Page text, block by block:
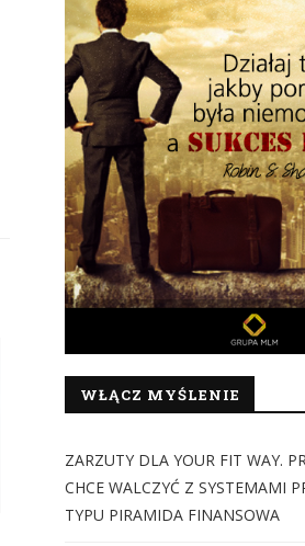
WŁĄCZ MYŚLENIE
ZARZUTY DLA YOUR FIT WAY.
CHCE WALCZYĆ Z SYSTEMAMI
TYPU PIRAMIDA FINANSOWA